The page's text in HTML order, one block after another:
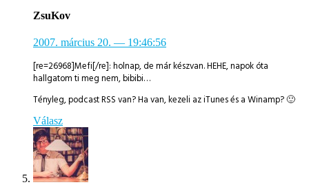
ZsuKov
2007. március 20. — 19:46:56
[re=26968]Mefi[/re]: holnap, de már készvan. HEHE, napok óta
hallgatom ti meg nem, bibibi…
Tényleg, podcast RSS van? Ha van, kezeli az iTunes és a Winamp? 🙂
Válasz